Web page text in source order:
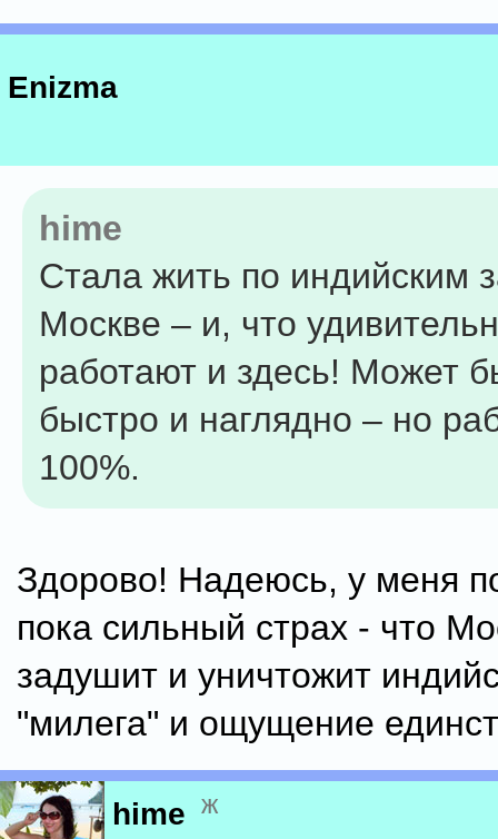
Enizma
hime
Стала жить по индийским
Москве – и, что
работают и здесь! Может
быстро и наглядно – но
100%.
Здорово! Надеюсь, у меня
пока сильный страх - что
задушит и уничтожит
"милега" и ощущение
hime ж